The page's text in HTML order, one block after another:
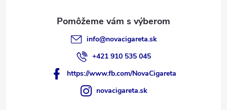
info@novacigareta.sk
+421 910 535 045
https://www.fb.com/NovaCigareta
novacigareta.sk